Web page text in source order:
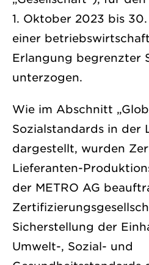
1. Oktober 2023 bis
einer
Erlangung begrenzter
unterzogen.
Wie im Abschnitt
Sozialstandards in der
dargestellt, wurden
Lieferanten-
der METRO AG
Sicherstellung der
Umwelt-, Sozial- und